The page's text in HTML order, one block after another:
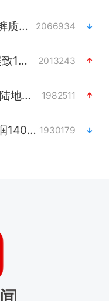
名创优品回应女子吐槽内裤质量差 2066934
四川宜宾市高县4.9级地震致1人死亡 2013243
台风白海豚或吞并鲸鱼 登陆地点更新 1982511
中巨芯：上半年归母净利润1405.77万元 1930179